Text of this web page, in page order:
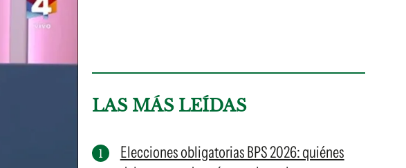
LAS MÁS LEÍDAS
Elecciones obligatorias BPS 2026: quiénes